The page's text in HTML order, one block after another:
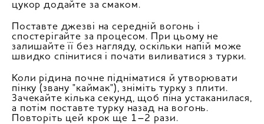
цукор додайте за смаком.
Поставте джезві на середній вогонь і
спостерігайте за процесом. При цьому не
залишайте її без нагляду, оскільки напій може
швидко спінитися і почати виливатися з турки.
Коли рідина почне підніматися й утворювати
пінку (звану "каймак"), зніміть турку з плити.
Зачекайте кілька секунд, щоб піна устаканилася,
а потім поставте турку назад на вогонь.
Повторіть цей крок ще 1–2 рази.